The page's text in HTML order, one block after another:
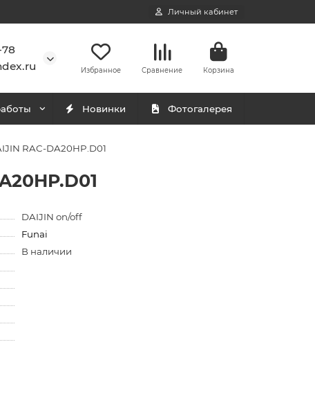
Личный кабинет
78
Избранное Сравнение Корзина
Новинки Фотогалерея
RAC-DA20HP.D01
DAIJIN on/off
Funai
В наличии